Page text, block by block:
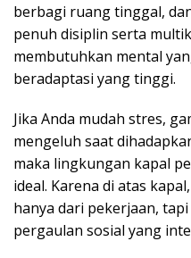
berbagi ruang tinggal,
penuh disiplin serta
membutuhkan mental
beradaptasi yang tinggi.
Jika Anda mudah stres,
mengeluh saat
maka lingkungan kapal
ideal. Karena di atas
hanya dari pekerjaan,
pergaulan sosial yang